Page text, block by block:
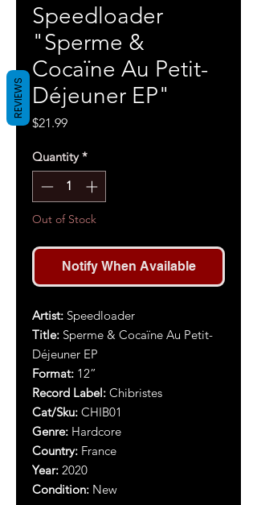
Speedloader
"Sperme &
Cocaïne Au Petit-
Déjeuner EP"
$21.99Price
Quantity *
Out of Stock
Notify When Available
Artist: Speedloader
Title: Sperme & Cocaïne Au Petit-
Déjeuner EP
Format: 12”
Record Label: Chibristes
Cat/Sku: CHIB01
Genre: Hardcore
Country: France
Year: 2020
Condition: New
REVIEWS